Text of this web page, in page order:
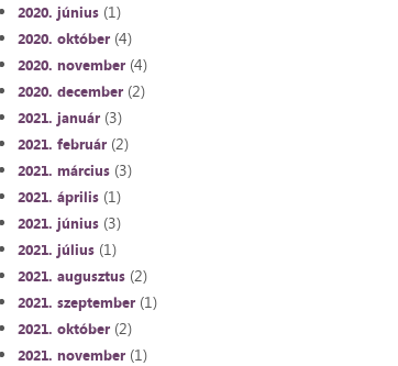
2020. június (1)
2020. október (4)
2020. november (4)
2020. december (2)
2021. január (3)
2021. február (2)
2021. március (3)
2021. április (1)
2021. június (3)
2021. július (1)
2021. augusztus (2)
2021. szeptember (1)
2021. október (2)
2021. november (1)